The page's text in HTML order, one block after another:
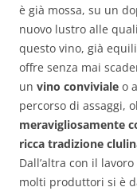
è già mossa, su un
nuovo lustro alle
questo vino, già
offre senza mai
un vino conviviale o
percorso di assaggi,
meravigliosamente
ricca tradizione
Dall’altra con il
molti produttori si è